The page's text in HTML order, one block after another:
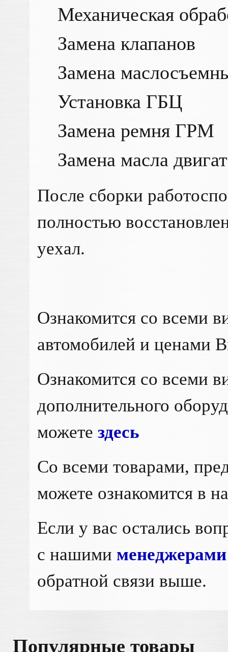
Механическая
Замена клапанов
Замена
Установка ГБЦ
Замена ремня ГРМ
Замена масла
После сборки
полностью
уехал.
Ознакомится со всеми
автомобилей и ценами
Ознакомится со всеми
дополнительного
можетездесь
Cо всеми товарами,
можете ознакомится в
Если у вас остались
с нашими менеджерами
обратной связи выше.
Популярные товары